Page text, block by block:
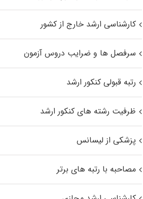
کارشناسی ارشد خارج از کشور
سرفصل ها و ضرایب دروس آزمون
رتبه قبولی کنکور ارشد
ظرفیت رشته های کنکور ارشد
پزشکی از لیسانس
مصاحبه با رتبه های برتر